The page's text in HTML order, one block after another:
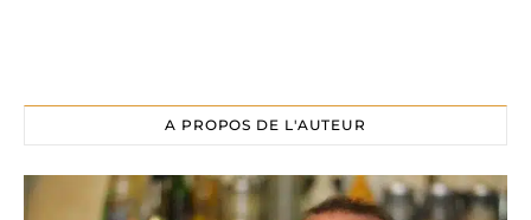
A PROPOS DE L'AUTEUR